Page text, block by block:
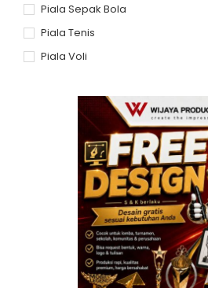
Piala Sepak Bola
Piala Tenis
Piala Voli